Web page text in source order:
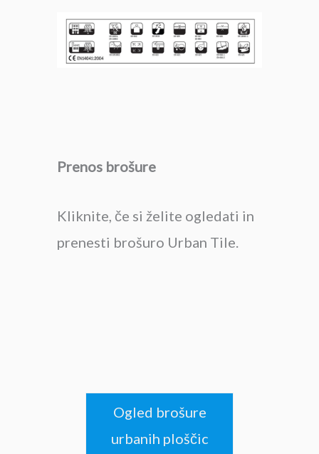
Prenos brošure
Kliknite, če si želite ogledati in
prenesti brošuro Urban Tile.
Ogled brošure
urbanih ploščic